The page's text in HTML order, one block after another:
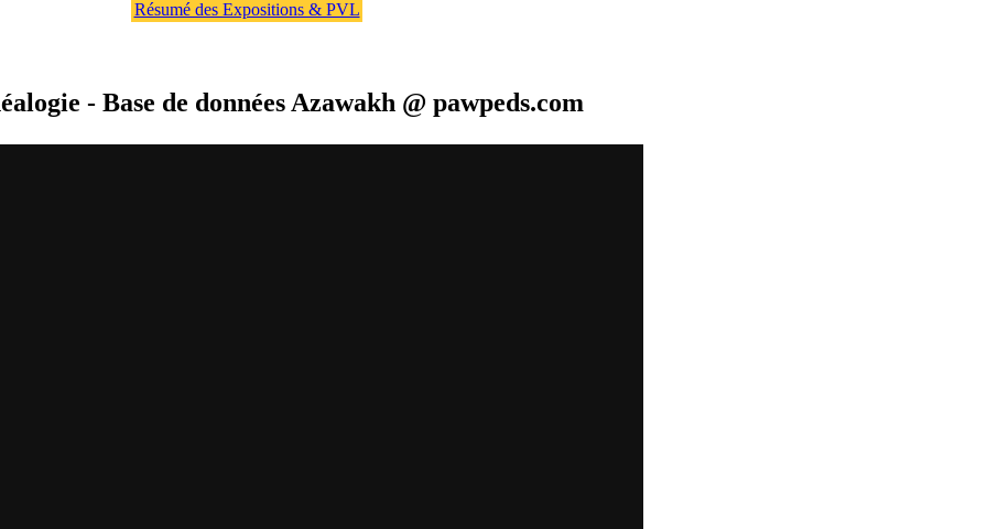
Résumé des Expositions & PVL
- Base de données Azawakh @ pawpeds.com